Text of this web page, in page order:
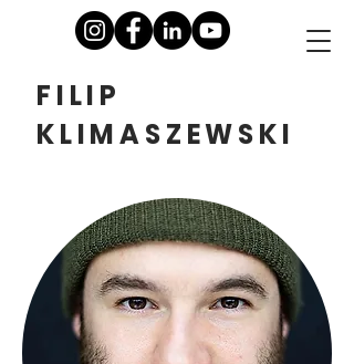
FILIP
KLIMASZEWSKI